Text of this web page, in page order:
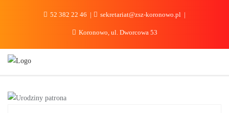
52 382 22 46 sekretariat@zsz-koronowo.pl
Koronowo, ul. Dworcowa 53